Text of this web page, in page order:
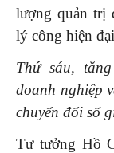
lượng quản trị
lý công hiện
Thứ sáu,
doanh nghiệp
chuyển đổi số
Tư tưởng Hồ